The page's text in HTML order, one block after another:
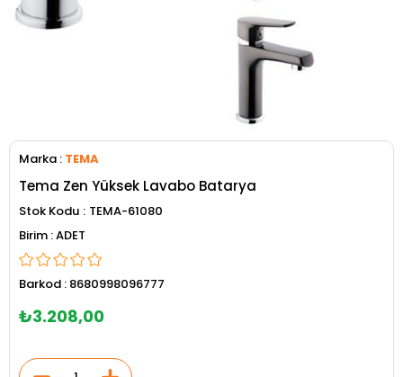
Marka : TEMA
Tema Zen Yüksek Lavabo Batarya
Stok Kodu
TEMA-61080
ADET
Barkod : 8680998096777
₺3.208,00